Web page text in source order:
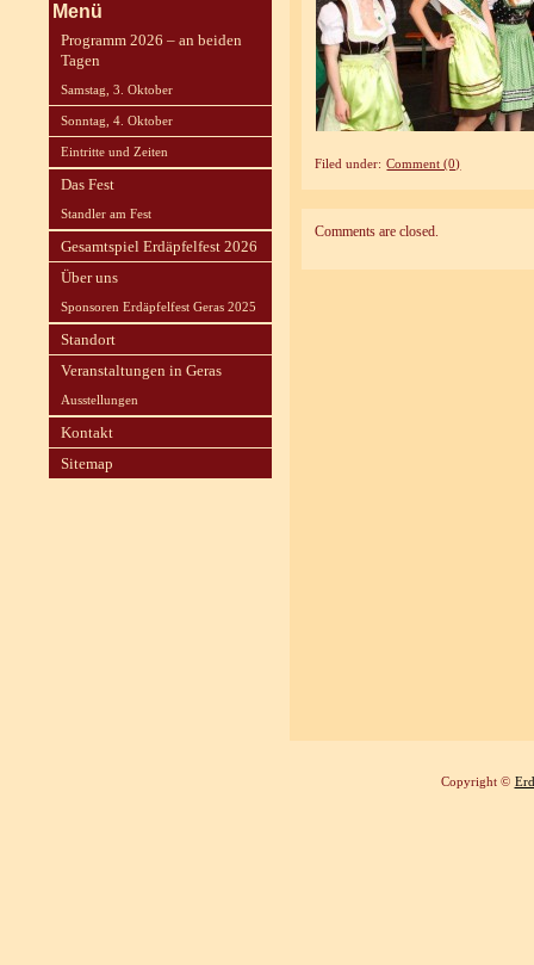
Filed under: Comment (0)
Comments are closed.
Menü
Programm 2026 – an beiden
Tagen
Samstag, 3. Oktober
Sonntag, 4. Oktober
Eintritte und Zeiten
Das Fest
Standler am Fest
Gesamtspiel Erdäpfelfest 2026
Über uns
Sponsoren Erdäpfelfest Geras 2025
Standort
Veranstaltungen in Geras
Ausstellungen
Kontakt
Sitemap
Copyright ©